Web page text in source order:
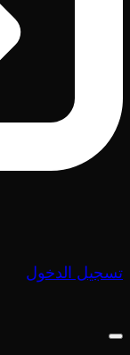
تسجيل الدخول